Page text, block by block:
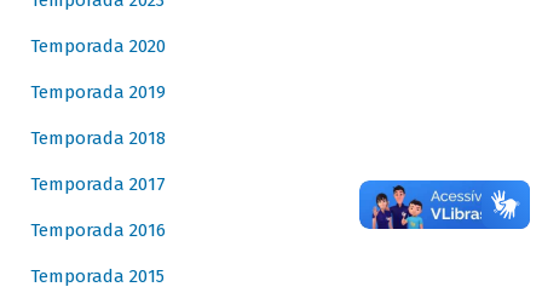
Temporada 2020
Temporada 2019
Temporada 2018
Temporada 2017
Temporada 2016
Temporada 2015